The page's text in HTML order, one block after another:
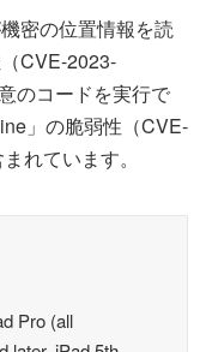
密の位置情報を読
CVE-2023-
のコードを実行で
」の脆弱性（CVE-
れています。
Pro (all